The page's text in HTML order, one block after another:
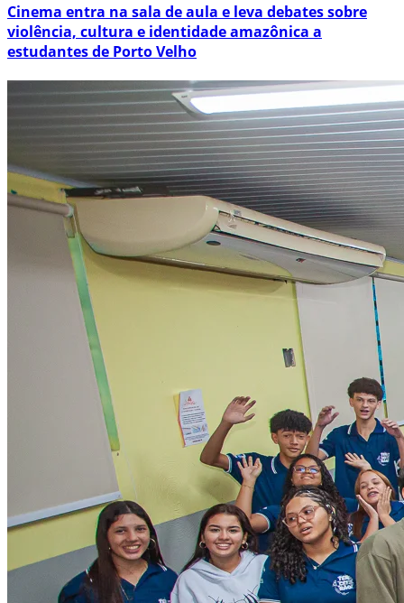
Cinema entra na sala de aula e leva debates sobre
violência, cultura e identidade amazônica a
estudantes de Porto Velho